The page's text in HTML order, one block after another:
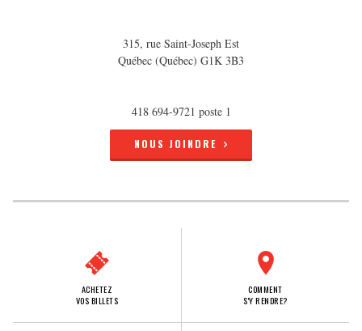
315, rue Saint-Joseph Est
Québec (Québec) G1K 3B3
418 694-9721 poste 1
NOUS JOINDRE
ACHETEZ
VOS BILLETS
COMMENT
S'Y RENDRE?